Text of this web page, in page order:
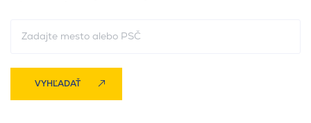
VYHĽADAŤ